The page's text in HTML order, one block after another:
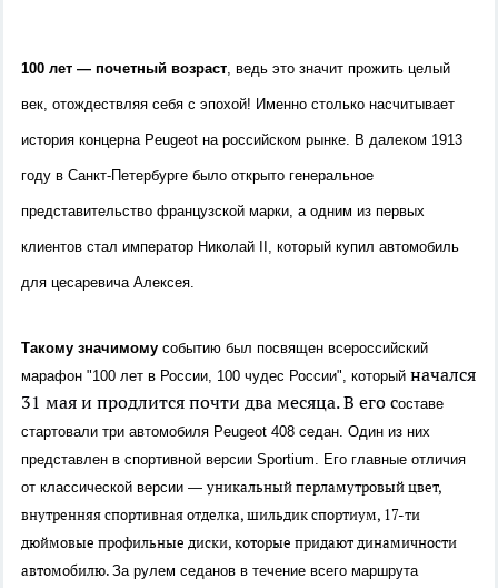
100 лет — почетный возраст , ведь это значит прожить целый
век, отождествляя себя с эпохой! Именно столько насчитывает
история концерна Peugeot на российском рынке. В далеком 1913
году в Санкт-Петербурге было открыто генеральное
представительство французской марки, а одним из первых
клиентов стал император Николай II, который купил автомобиль
для цесаревича Алексея.
Такому значимому событию был посвящен всероссийский
марафон "100 лет в России, 100 чудес России", который начался
31 мая и продлится почти два месяца. В его составе
стартовали три автомобиля Peugeot 408 седан. Один из них
представлен в спортивной версии Sportium. Его главные отличия
от классической версии — уникальный перламутровый цвет,
внутренняя спортивная отделка, шильдик спортиум, 17-ти
дюймовые профильные диски, которые придают динамичности
автомобилю. За рулем седанов в течение всего маршрута